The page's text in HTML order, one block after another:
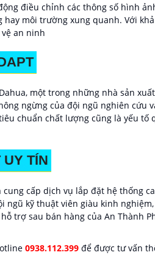
điều chỉnh các thông số hình
môi trường xung quanh. Với
an ninh
một trong những nhà sản
ngừng của đội ngũ nghiên
chuẩn chất lượng cũng là yếu
TÍN
cấp dịch vụ lắp đặt hệ thống
kỹ thuật viên giàu kinh
trợ sau bán hàng của An Thành
0938.112.399 để được tư vấn